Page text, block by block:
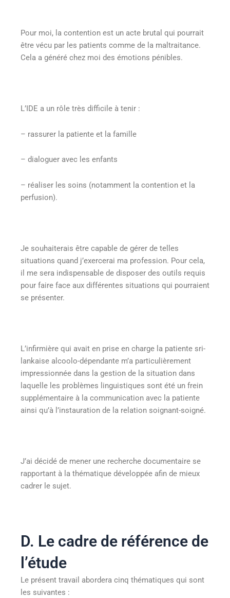
Pour moi, la contention est un acte brutal qui pourrait
être vécu par les patients comme de la maltraitance.
Cela a généré chez moi des émotions pénibles.
L’IDE a un rôle très difficile à tenir :
– rassurer la patiente et la famille
– dialoguer avec les enfants
– réaliser les soins (notamment la contention et la
perfusion).
Je souhaiterais être capable de gérer de telles
situations quand j’exercerai ma profession. Pour cela,
il me sera indispensable de disposer des outils requis
pour faire face aux différentes situations qui pourraient
se présenter.
L’infirmière qui avait en prise en charge la patiente sri-
lankaise alcoolo-dépendante m’a particulièrement
impressionnée dans la gestion de la situation dans
laquelle les problèmes linguistiques sont été un frein
supplémentaire à la communication avec la patiente
ainsi qu’à l’instauration de la relation soignant-soigné.
J’ai décidé de mener une recherche documentaire se
rapportant à la thématique développée afin de mieux
cadrer le sujet.
D. Le cadre de référence de
l’étude
Le présent travail abordera cinq thématiques qui sont
les suivantes :